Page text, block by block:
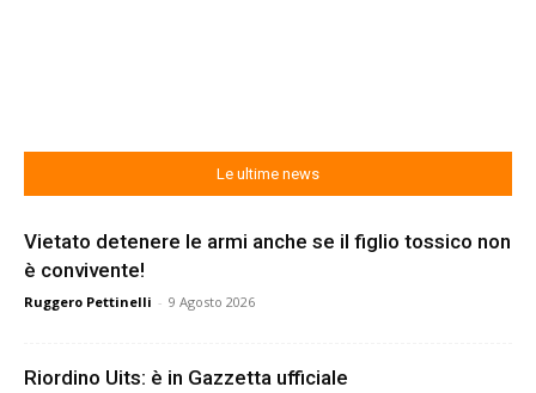
Le ultime news
Vietato detenere le armi anche se il figlio tossico non
è convivente!
Ruggero Pettinelli - 9 Agosto 2026
Riordino Uits: è in Gazzetta ufficiale